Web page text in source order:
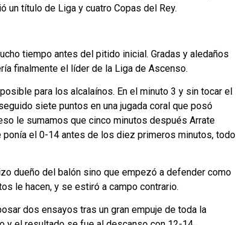
un título de Liga y cuatro Copas del Rey.
tiempo antes del pitido inicial. Gradas y aledaños
finalmente el líder de la Liga de Ascenso.
para los alcalaínos. En el minuto 3 y sin tocar el
siete puntos en una jugada coral que posó
le sumamos que cinco minutos después Arrate
el 0-14 antes de los diez primeros minutos, todo
dueño del balón sino que empezó a defender como
le hacen, y se estiró a campo contrario.
dos ensayos tras un gran empuje de toda la